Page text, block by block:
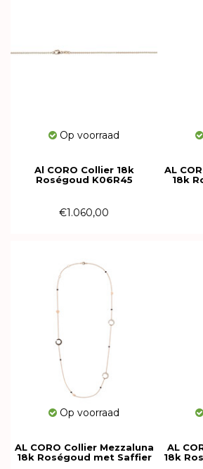
Op voorraad
Al CORO Collier 18k
Roségoud K06R45
€1.060,00
AL
18k
Op voorraad
AL CORO Collier Mezzaluna
18k Roségoud met Saffier
AL
18k